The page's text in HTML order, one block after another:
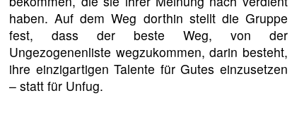
haben. Auf dem Weg dorthin stellt die Gruppe
fest, dass der beste Weg, von der
Ungezogenenliste wegzukommen, darin besteht,
ihre einzigartigen Talente für Gutes einzusetzen
– statt für Unfug.